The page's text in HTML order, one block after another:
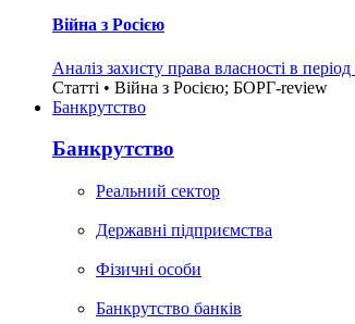
Війна з Росією
Аналіз захисту права власності в
Статті • Війна з Росією; БОРГ-review
Банкрутство
Банкрутство
Реальний сектор
Державні підприємства
Фізичні особи
Банкрутство банків